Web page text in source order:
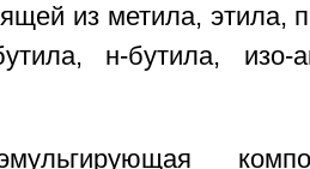
из метила, этила,
н-бутила,